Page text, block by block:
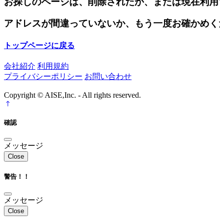
アドレスが間違っていないか、もう一度お確かめ
トップページに戻る
会社紹介 利用規約
プライバシーポリシー お問い合わせ
Copyright © AISE,Inc. - All rights reserved.
確認
メッセージ
Close
警告！！
メッセージ
Close